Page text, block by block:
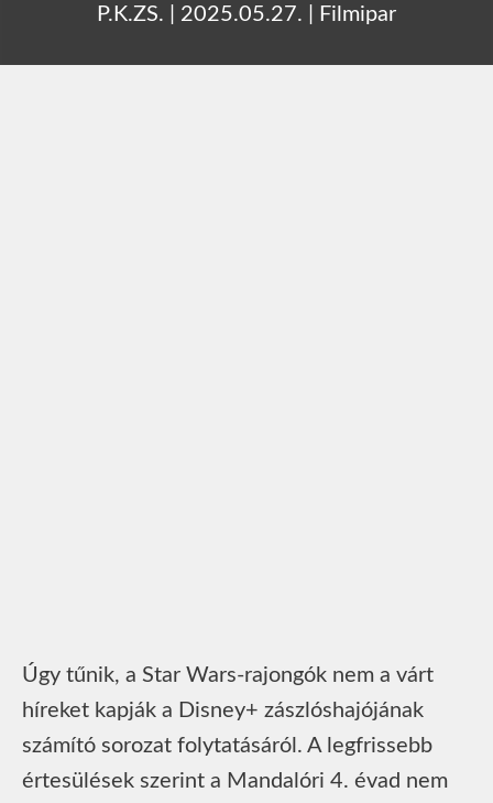
P.K.ZS. 2025.05.27. Filmipar
Úgy tűnik, a Star Wars-rajongók nem a várt
híreket kapják a Disney+ zászlóshajójának
számító sorozat folytatásáról. A legfrissebb
értesülések szerint a Mandalóri 4. évad nem